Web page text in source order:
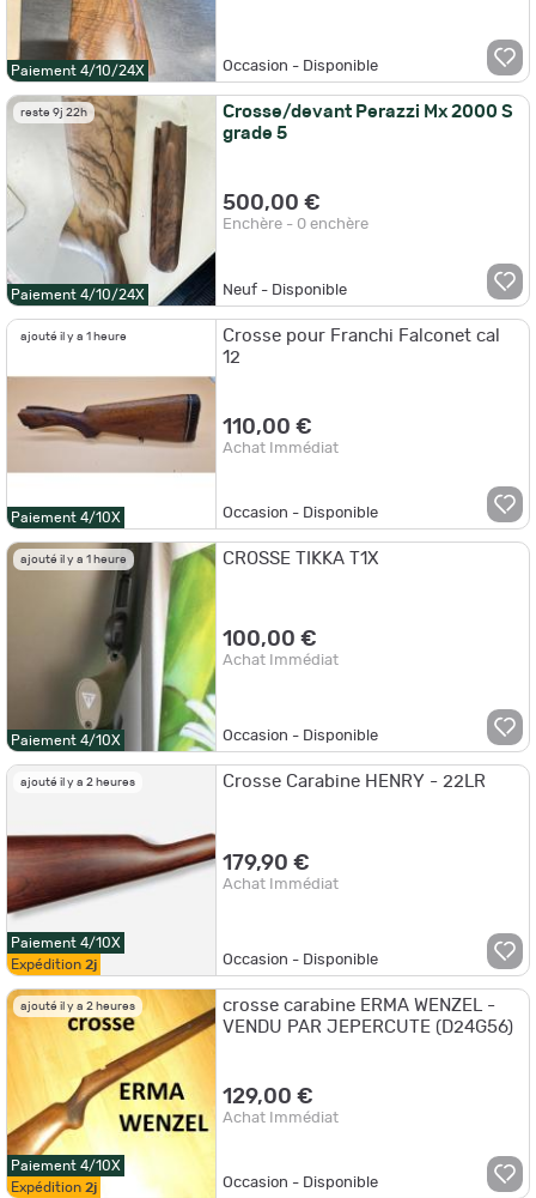
Paiement 4/10/24X Occasion - Disponible
reste 9j 22h
Paiement 4/10/24X
Crosse/devant Perazzi Mx 2000 S
grade 5
500,00 €
Enchère - 0 enchère
Neuf - Disponible
ajouté il y a 1 heure
Paiement 4/10X
Crosse pour Franchi Falconet cal
12
110,00 €
Achat Immédiat
Occasion - Disponible
ajouté il y a 1 heure
Paiement 4/10X
CROSSE TIKKA T1X
100,00 €
Achat Immédiat
Occasion - Disponible
ajouté il y a 2 heures
Paiement 4/10X
Expédition 2j
Crosse Carabine HENRY - 22LR
179,90 €
Achat Immédiat
Occasion - Disponible
ajouté il y a 2 heures
Paiement 4/10X
Expédition 2j
crosse carabine ERMA WENZEL -
VENDU PAR JEPERCUTE (D24G56)
129,00 €
Achat Immédiat
Occasion - Disponible